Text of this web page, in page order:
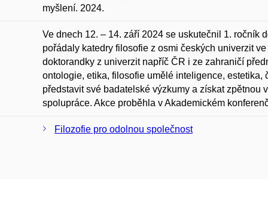
myšlení. 2024.
Ve dnech 12. – 14. září 2024 se uskutečnil 1. ročník
pořádaly katedry filosofie z osmi českých univerzit
doktorandky z univerzit napříč ČR i ze zahraničí
ontologie, etika, filosofie umělé inteligence,
představit své badatelské výzkumy a získat zpětnou
spolupráce. Akce proběhla v Akademickém
Filozofie pro odolnou společnost